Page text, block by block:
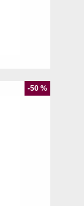
-50 %